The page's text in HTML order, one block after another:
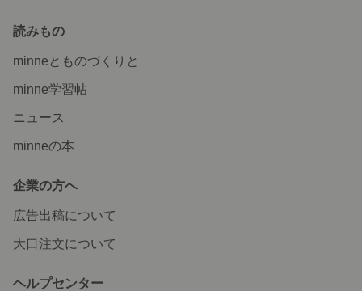
読みもの
minneとものづくりと
minne学習帖
ニュース
minneの本
企業の方へ
広告出稿について
大口注文について
ヘルプセンター